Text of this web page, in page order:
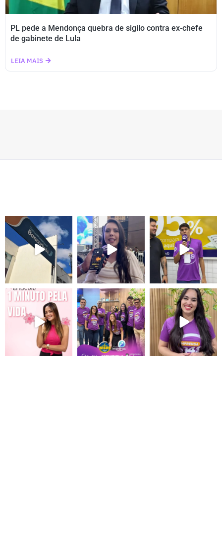
PL pede a Mendonça quebra de sigilo contra ex-chefe
de gabinete de Lula
LEIA MAIS